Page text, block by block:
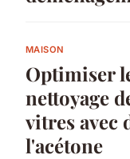
MAISON
Optimiser
nettoyage
vitres avec
l'acétone